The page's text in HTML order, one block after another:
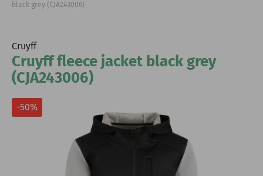
Jongenskleding
Volg ons:
black grey (CJA243006)
Cruyff
Cruyff fleece jacket black grey
(CJA243006)
-50%